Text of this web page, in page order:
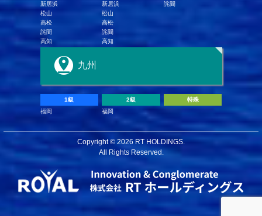
新居浜
松山
高松
詫間
高知
新居浜
松山
高松
詫間
高知
詫間
九州
1級
福岡
2級
福岡
特殊
Copyright © 2026 RT HOLDINGS.
All Rights Reserved.